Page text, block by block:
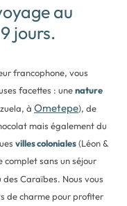
au
jours.
francophone, vous
facettes : unenature
à Ometepe), de
mais également du
villes coloniales(Léon &
sans un séjour
des Caraïbes. Nous vous
de charme pour profiter